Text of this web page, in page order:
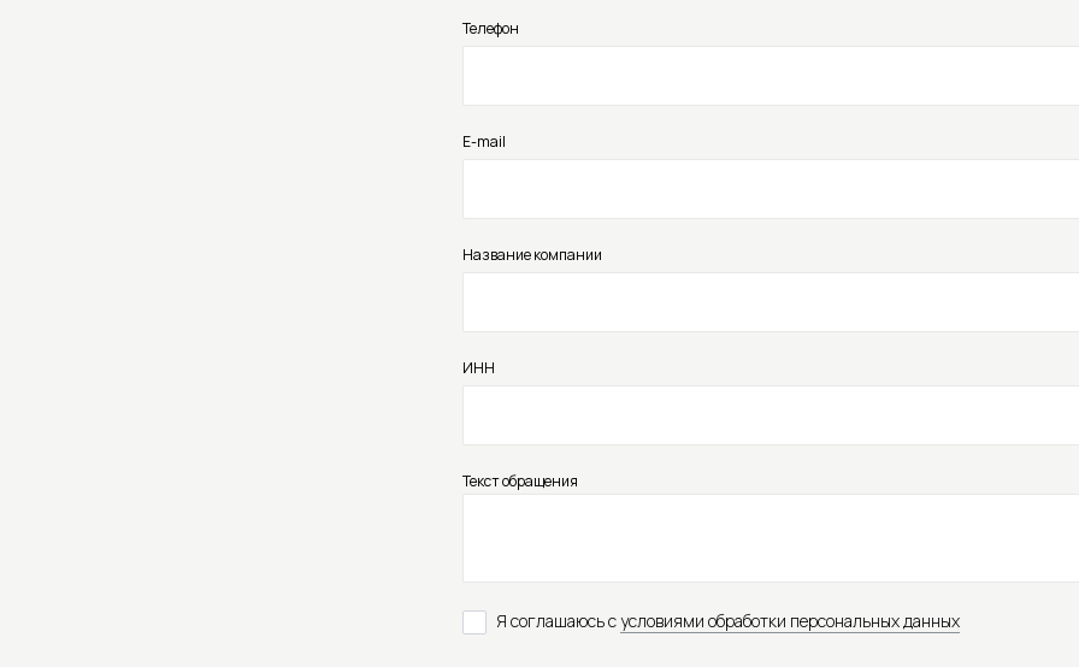
Телефон
E-mail
Название компании
ИНН
Текст обращения
Я соглашаюсь сусловиями обработки персональных данных